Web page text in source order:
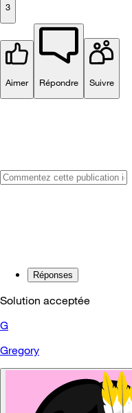
3
Aimer Répondre Suivre
Réponses
Solution acceptée
G
Gregory